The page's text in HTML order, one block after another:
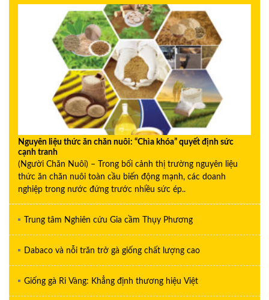
Nguyên liệu thức ăn chăn nuôi: “Chìa khóa” quyết định sức
cạnh tranh
(Người Chăn Nuôi) – Trong bối cảnh thị trường nguyên liệu
thức ăn chăn nuôi toàn cầu biến động mạnh, các doanh
nghiệp trong nước đứng trước nhiều sức ép..
Trung tâm Nghiên cứu Gia cầm Thụy Phương
Dabaco và nỗi trăn trở gà giống chất lượng cao
Giống gà Ri Vàng: Khẳng định thương hiệu Việt